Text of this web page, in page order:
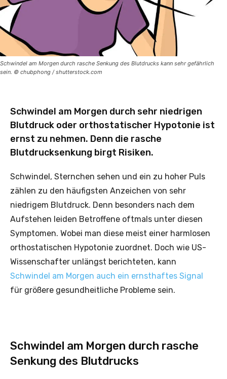
Schwindel am Morgen durch rasche Senkung des Blutdrucks kann sehr gefährlich
sein. © chubphong / shutterstock.com
Schwindel am Morgen durch sehr niedrigen
Blutdruck oder orthostatischer Hypotonie ist
ernst zu nehmen. Denn die rasche
Blutdrucksenkung birgt Risiken.
Schwindel, Sternchen sehen und ein zu hoher Puls
zählen zu den häufigsten Anzeichen von sehr
niedrigem Blutdruck. Denn besonders nach dem
Aufstehen leiden Betroffene oftmals unter diesen
Symptomen. Wobei man diese meist einer harmlosen
orthostatischen Hypotonie zuordnet. Doch wie US-
Wissenschafter unlängst berichteten, kann
Schwindel am Morgen auch ein ernsthaftes Signal
für größere gesundheitliche Probleme sein.
Schwindel am Morgen durch rasche
Senkung des Blutdrucks